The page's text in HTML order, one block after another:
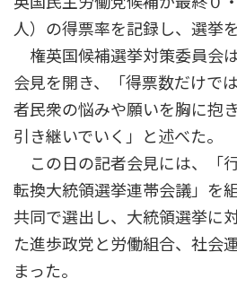
人）の得票率を記録し、選挙
権英国候補選挙対策委員会
会見を開き、「得票数だけで
者民衆の悩みや願いを胸に抱
引き継いでいく」と述べた。
この日の記者会見には、「
転換大統領選挙連帯会議」を
共同で選出し、大統領選挙に
た進歩政党と労働組合、社会
まった。